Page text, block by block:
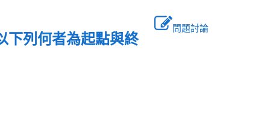
問題討論
下列何者為起點與終